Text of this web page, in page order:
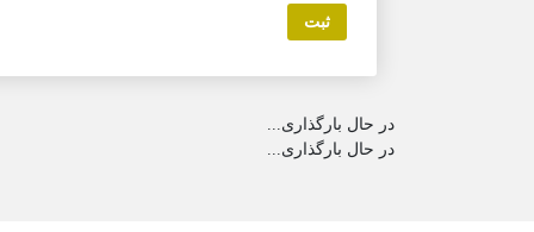
در حال بارگذاری...
در حال بارگذاری...